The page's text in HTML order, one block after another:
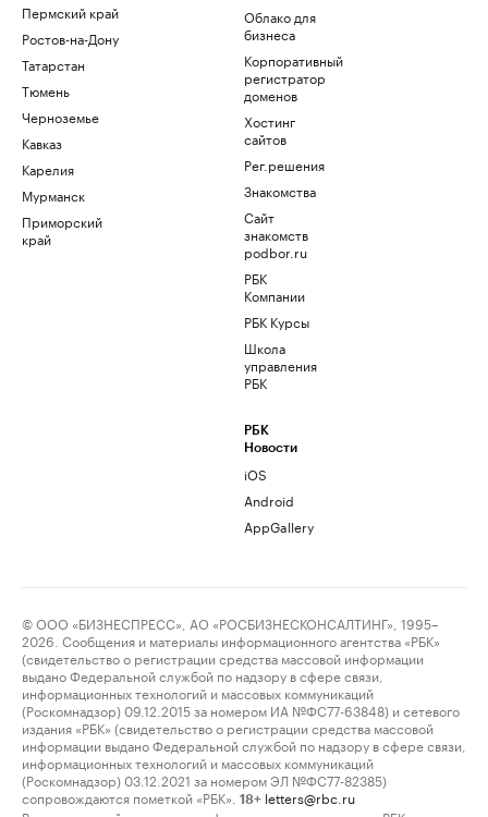
Пермский край
Ростов-на-Дону
Татарстан
Тюмень
Черноземье
Кавказ
Карелия
Мурманск
Приморский
край
Облако для
бизнеса
Корпоративный
регистратор
доменов
Хостинг
сайтов
Рег.решения
Знакомства
Сайт
знакомств
podbor.ru
РБК
Компании
РБК Курсы
Школа
управления
РБК
РБК
Новости
iOS
Android
AppGallery
© ООО «БИЗНЕСПРЕСС», АО «РОСБИЗНЕСКОНСАЛТИНГ», 1995–
2026. Сообщения и материалы информационного агентства «РБК»
(свидетельство о регистрации средства массовой информации
выдано Федеральной службой по надзору в сфере связи,
информационных технологий и массовых коммуникаций
(Роскомнадзор) 09.12.2015 за номером ИА №ФС77-63848) и сетевого
издания «РБК» (свидетельство о регистрации средства массовой
информации выдано Федеральной службой по надзору в сфере связи,
информационных технологий и массовых коммуникаций
(Роскомнадзор) 03.12.2021 за номером ЭЛ №ФС77-82385)
сопровождаются пометкой «РБК».
18+ letters@rbc.ru